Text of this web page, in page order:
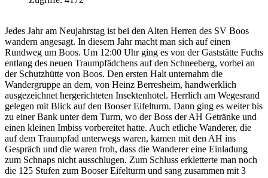
Jedes Jahr am Neujahrstag ist bei den Alten Herren des SV Boos
wandern angesagt. In diesem Jahr macht man sich auf einen
Rundweg um Boos. Um 12:00 Uhr ging es von der Gaststätte Fuchs
entlang des neuen Traumpfädchens auf den Schneeberg, vorbei an
der Schutzhütte von Boos. Den ersten Halt unternahm die
Wandergruppe an dem, von Heinz Berresheim, handwerklich
ausgezeichnet hergerichteten Insektenhotel. Herrlich am Wegesrand
gelegen mit Blick auf den Booser Eifelturm. Dann ging es weiter bis
zu einer Bank unter dem Turm, wo der Boss der AH Getränke und
einen kleinen Imbiss vorbereitet hatte. Auch etliche Wanderer, die
auf dem Traumpfad unterwegs waren, kamen mit den AH ins
Gespräch und die waren froh, dass die Wanderer eine Einladung
zum Schnaps nicht ausschlugen. Zum Schluss erkletterte man noch
die 125 Stufen zum Booser Eifelturm und sang zusammen mit 3